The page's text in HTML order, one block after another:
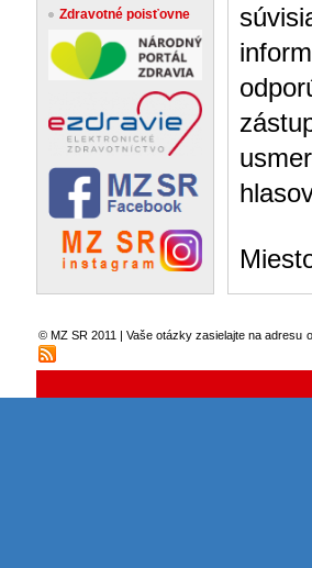
Zdravotné poisťovne
© MZ SR 2011 | Vaše otázky zasielajte na adresu